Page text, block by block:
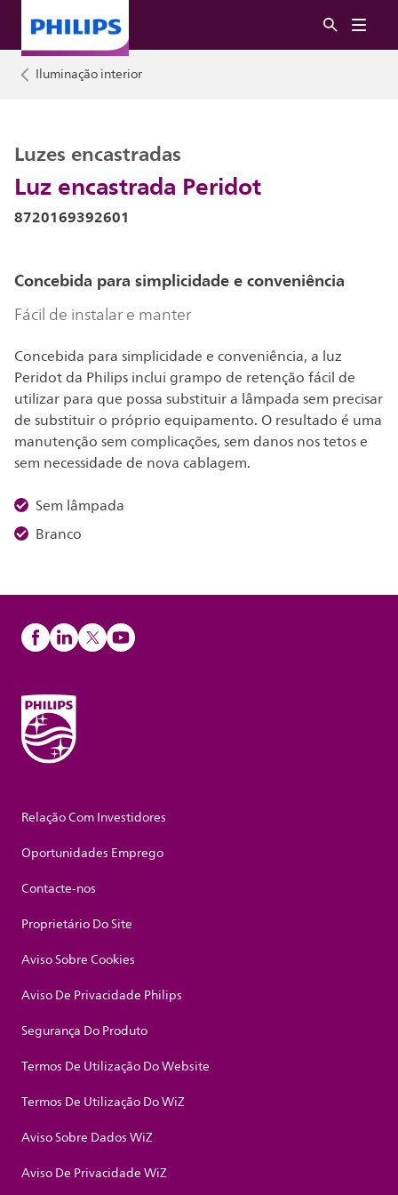
Iluminação interior
Luz encastrada Peridot
Luzes encastradas
8720169392601
Concebida para simplicidade e conveniência
Fácil de instalar e manter
Concebida para simplicidade e conveniência, a luz
Peridot da Philips inclui grampo de retenção fácil de
utilizar para que possa substituir a lâmpada sem precisar
de substituir o próprio equipamento. O resultado é uma
manutenção sem complicações, sem danos nos tetos e
sem necessidade de nova cablagem.
Sem lâmpada
Branco
Relação Com Investidores
Oportunidades Emprego
Contacte-nos
Proprietário Do Site
Aviso Sobre Cookies
Aviso De Privacidade Philips
Segurança Do Produto
Termos De Utilização Do Website
Termos De Utilização Do WiZ
Aviso Sobre Dados WiZ
Aviso De Privacidade WiZ